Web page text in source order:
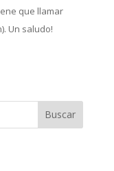
que llamar
Un saludo!
Buscar